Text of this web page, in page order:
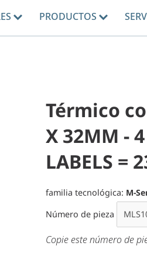
PRODUCTOS
Térmico
X 32MM -
LABELS =
familia tecnológica: M-
Número de pieza
Copie este número de